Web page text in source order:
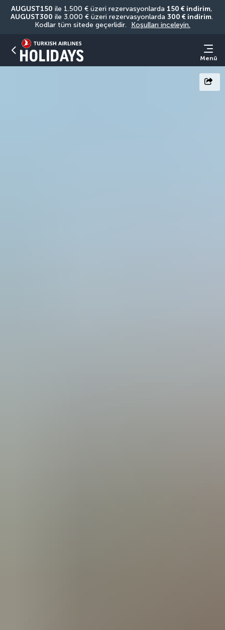
AUGUST150 ile 1.500 € üzeri rezervasyonlarda 150 € indirim
AUGUST300 ile 3.000 € üzeri rezervasyonlarda 300 € indirim.
Kodlar tüm sitede geçerlidir.
Koşulları inceleyin.
Menü